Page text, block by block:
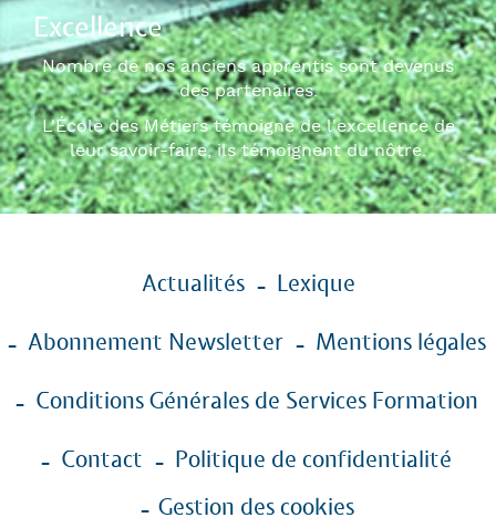
Excellence
Nombre de nos anciens apprentis sont devenus
des partenaires.
L'École des Métiers témoigne de l'excellence de
leur savoir-faire, ils témoignent du nôtre.
de
page
Actualités Lexique
Abonnement Newsletter Mentions légales
Conditions Générales de Services Formation
Contact
Politique de confidentialité
Gestion des cookies